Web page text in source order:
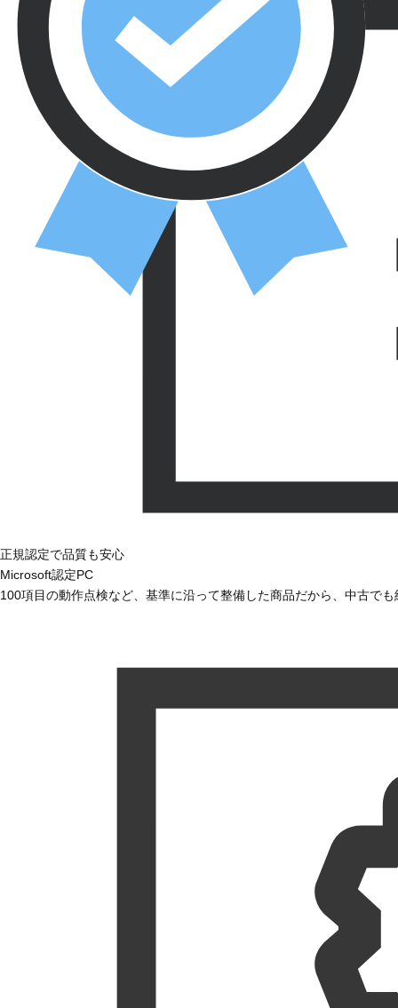
正規認定で品質も安心
Microsoft認定PC
100項目の動作点検など、基準に沿って整備した商品だから、中古で